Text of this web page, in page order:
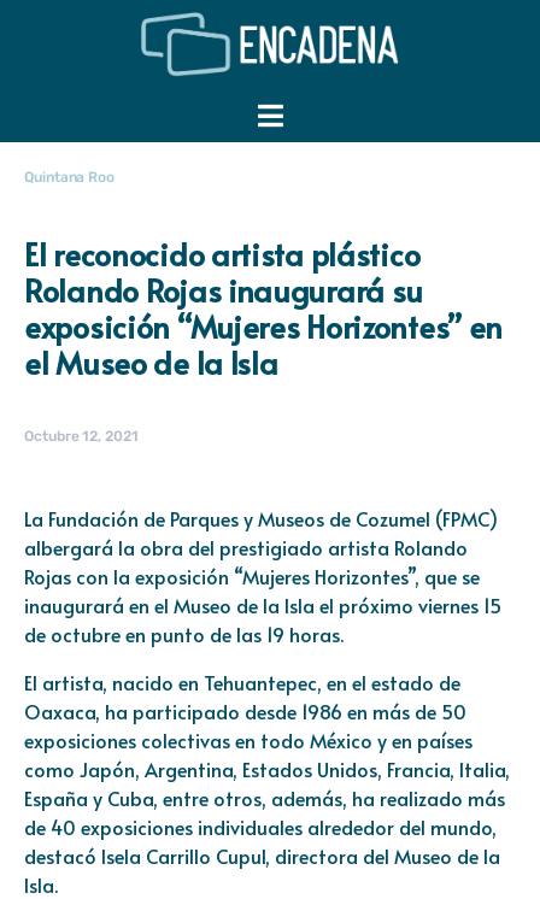
Quintana Roo
El reconocido artista plástico
Rolando Rojas inaugurará su
exposición “Mujeres Horizontes” en
el Museo de la Isla
Octubre 12, 2021
La Fundación de Parques y Museos de Cozumel (FPMC)
albergará la obra del prestigiado artista Rolando
Rojas con la exposición “Mujeres Horizontes”, que se
inaugurará en el Museo de la Isla el próximo viernes 15
de octubre en punto de las 19 horas.
El artista, nacido en Tehuantepec, en el estado de
Oaxaca, ha participado desde 1986 en más de 50
exposiciones colectivas en todo México y en países
como Japón, Argentina, Estados Unidos, Francia, Italia,
España y Cuba, entre otros, además, ha realizado más
de 40 exposiciones individuales alrededor del mundo,
destacó Isela Carrillo Cupul, directora del Museo de la
Isla.